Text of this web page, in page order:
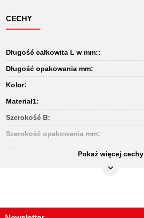
CECHY
Długość całkowita L w mm::
Długość opakowania mm:
Kolor:
Materiał1:
Szerokość B:
Szerokość opakowania mm:
Pokaż więcej cechy